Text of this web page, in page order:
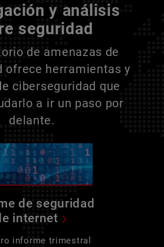
y análisis
seguridad
de amenazas de
ofrece herramientas y
ciberseguridad que
a ir un paso por
delante.
de seguridad
internet
informe trimestral